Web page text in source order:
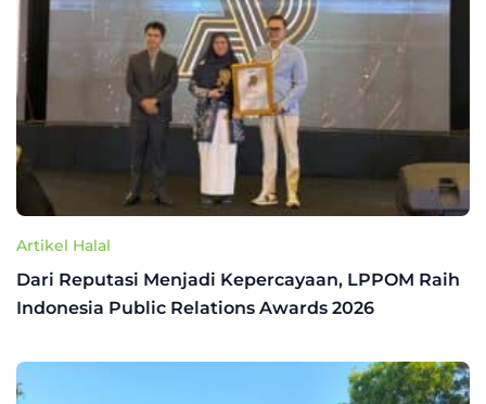
Artikel Halal
Dari Reputasi Menjadi Kepercayaan, LPPOM Raih
Indonesia Public Relations Awards 2026